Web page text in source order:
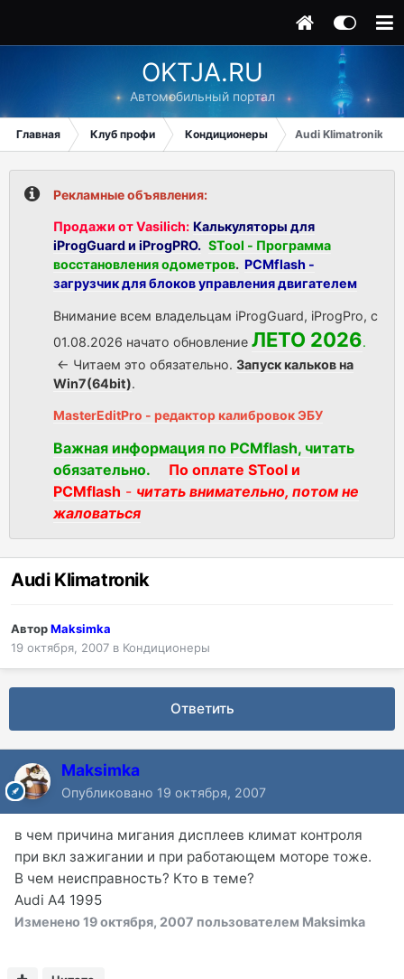
OKTJA.RU
Автомобильный портал
Главная Клуб профи Кондиционеры Audi Klimatronik
Рекламные объявления:
Продажи от Vasilich: Калькуляторы для
iProgGuard и iProgPRO. STool - Программа
восстановления одометров. PCMflash -
загрузчик для блоков управления двигателем
Внимание всем владельцам iProgGuard, iProgPro, с
01.08.2026 начато обновление ЛЕТО 2026.
<- Читаем это обязательно. Запуск кальков на
Win7(64bit).
MasterEditPro - редактор калибровок ЭБУ
Важная информация по PCMflash, читать
обязательно.
По оплате STool и
PCMflash - читать внимательно, потом не
жаловаться
Audi Klimatronik
АвторMaksimka
19 октября, 2007 в Кондиционеры
Ответить
Maksimka
Опубликовано 19 октября, 2007
в чем причина мигания дисплеев климат контроля
при вкл зажигании и при работающем моторе тоже.
В чем неисправность? Кто в теме?
Audi A4 1995
Изменено 19 октября, 2007 пользователем Maksimka